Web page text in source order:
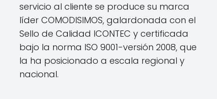
servicio al cliente se produce su marca
líder COMODISIMOS, galardonada con el
Sello de Calidad ICONTEC y certificada
bajo la norma ISO 9001-versión 2008, que
la ha posicionado a escala regional y
nacional.